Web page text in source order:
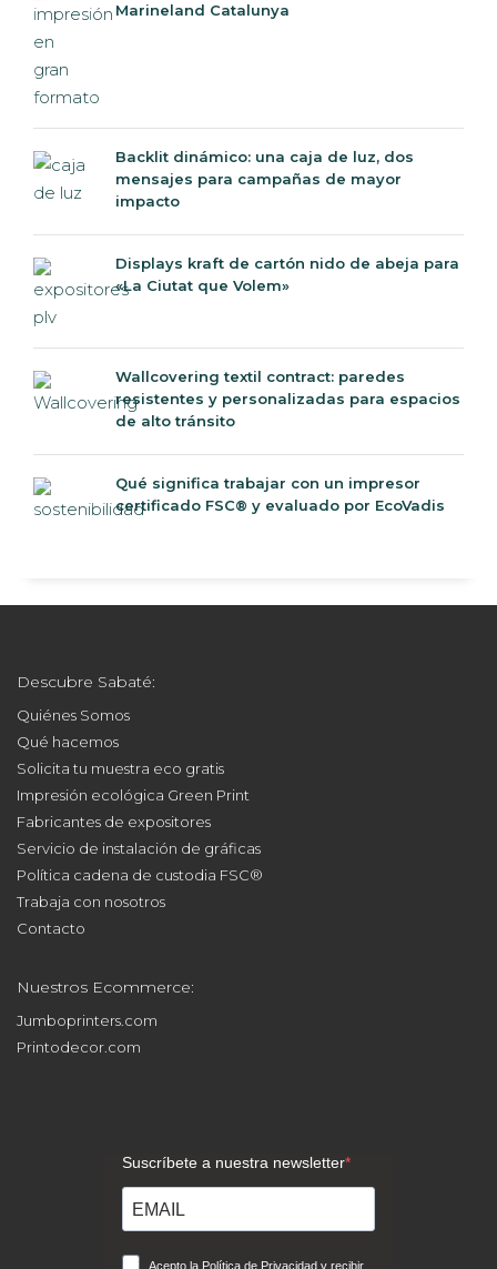
Marineland Catalunya
Backlit dinámico: una caja de luz, dos
mensajes para campañas de mayor
impacto
Displays kraft de cartón nido de abeja para
«La Ciutat que Volem»
Wallcovering textil contract: paredes
resistentes y personalizadas para espacios
de alto tránsito
Qué significa trabajar con un impresor
certificado FSC® y evaluado por EcoVadis
Descubre Sabaté:
Quiénes Somos
Qué hacemos
Solicita tu muestra eco gratis
Impresión ecológica Green Print
Fabricantes de expositores
Servicio de instalación de gráficas
Política cadena de custodia FSC®
Trabaja con nosotros
Contacto
Nuestros Ecommerce:
Jumboprinters.com
Printodecor.com